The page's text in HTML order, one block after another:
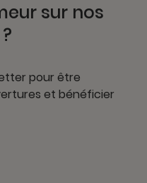
sur nos
pour être
et bénéficier